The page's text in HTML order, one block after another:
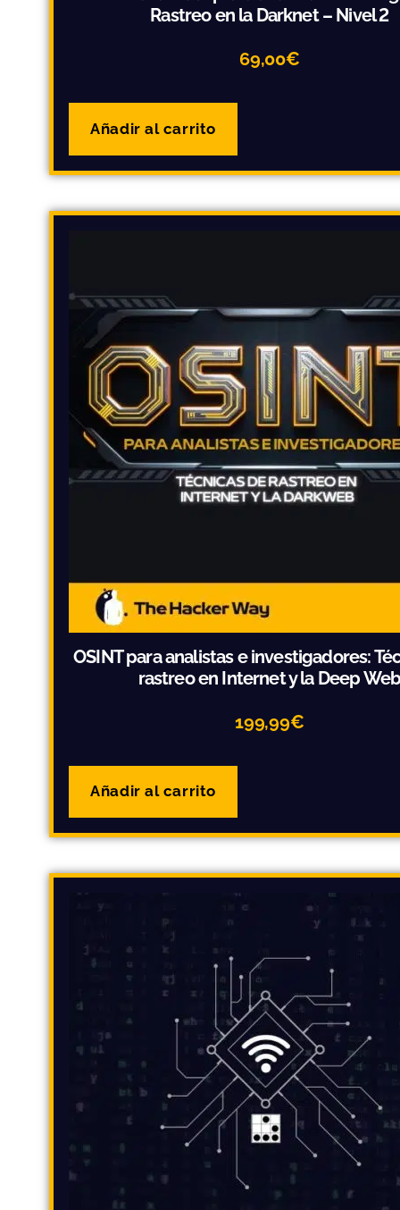
Rastreo en la Darknet – Nivel 2
69,00€
Añadir al carrito
OSINT para analistas e investigadores:
rastreo en Internet y la Deep
199,99€
Añadir al carrito